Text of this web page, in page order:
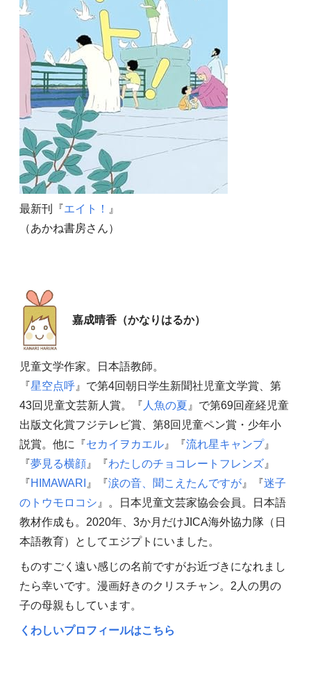
最新刊『エイト！
』
（あかね書房さん）
嘉成晴香（かなりはるか）
児童文学作家。日本語教師。
『星空点呼』で第4回朝日学生新聞社児童文学賞、第
43回児童文芸新人賞。『 人魚の夏 』で第69回産経児童
出版文化賞フジテレビ賞、第8回児童ペン賞・少年小
説賞。他に『セカイヲカエル』『流れ星キャンプ』
『夢見る横顔』『わたしのチョコレートフレンズ』
『HIMAWARI 』『涙の音、聞こえたんですが』『迷子
のトウモロコシ 』。日本児童文芸家協会会員。日本語
教材作成も。2020年、3か月だけJICA海外協力隊（日
本語教育）としてエジプトにいました。
ものすごく遠い感じの名前ですがお近づきになれまし
たら幸いです。漫画好きのクリスチャン。2人の男の
子の母親もしています。
くわしいプロフィールはこちら